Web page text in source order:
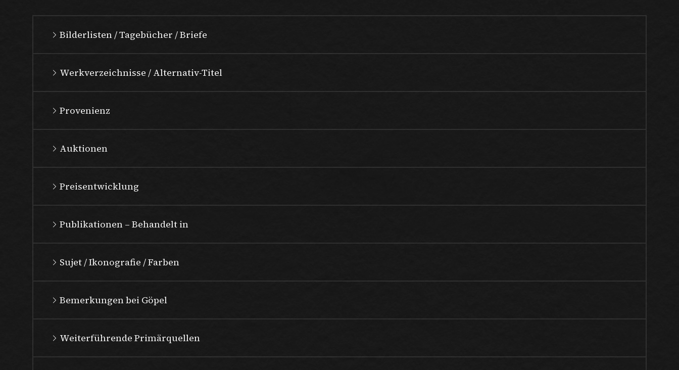
Bilderlisten / Tagebücher / Briefe
Werkverzeichnisse / Alternativ-Titel
Provenienz
Auktionen
Preisentwicklung
Publikationen – Behandelt in
Sujet / Ikonografie / Farben
Bemerkungen bei Göpel
Weiterführende Primärquellen